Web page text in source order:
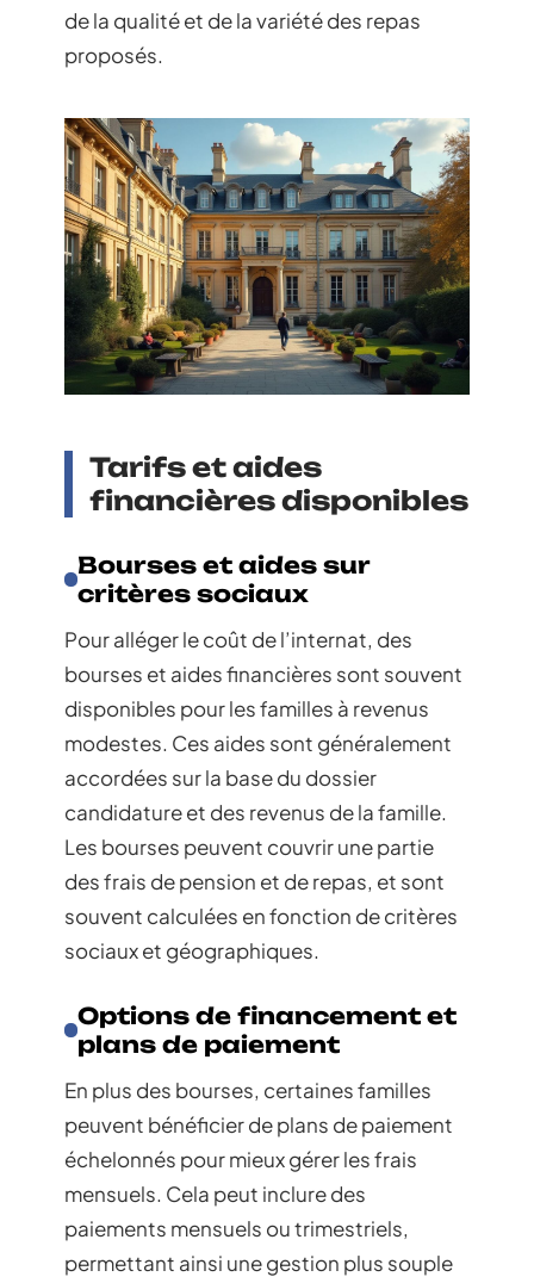
de la qualité et de la variété des repas
proposés.
Tarifs et aides
financières disponibles
Bourses et aides sur
critères sociaux
Pour alléger le coût de l’internat, des
bourses et aides financières sont souvent
disponibles pour les familles à revenus
modestes. Ces aides sont généralement
accordées sur la base du dossier
candidature et des revenus de la famille.
Les bourses peuvent couvrir une partie
des frais de pension et de repas, et sont
souvent calculées en fonction de critères
sociaux et géographiques.
Options de financement et
plans de paiement
En plus des bourses, certaines familles
peuvent bénéficier de plans de paiement
échelonnés pour mieux gérer les frais
mensuels. Cela peut inclure des
paiements mensuels ou trimestriels,
permettant ainsi une gestion plus souple